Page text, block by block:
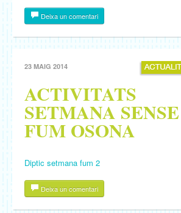
Deixa un comentari
23 MAIG 2014
ACTIVITATS
SETMANA SENSE
FUM OSONA
Diptic setmana fum 2
Deixa un comentari